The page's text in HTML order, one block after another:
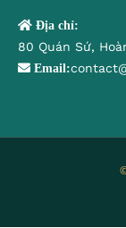
Địa chỉ:
80 Quán Sứ,
Email: